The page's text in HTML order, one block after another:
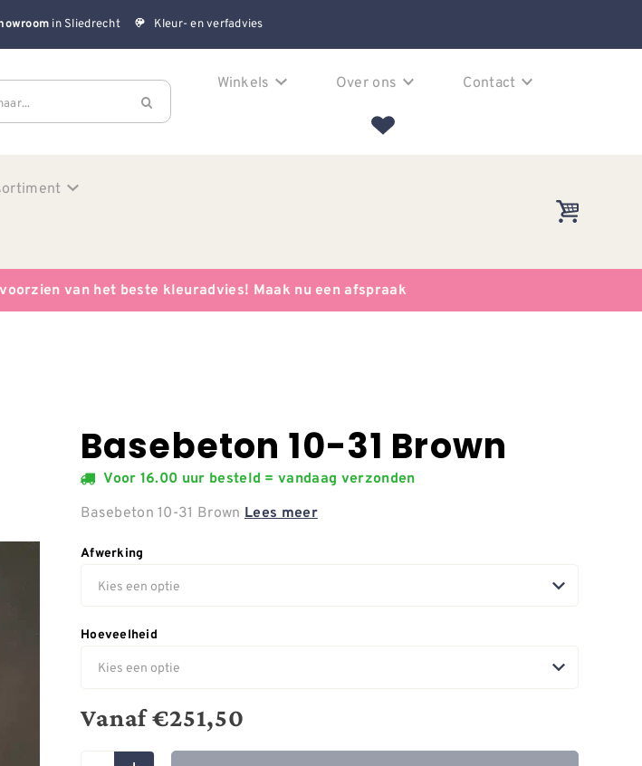
in Sliedrecht Kleur- en verfadvies
Winkels Over ons Contact
van het beste kleuradvies! Maak nu een afspraak
Basebeton 10-31 Brown
Voor 16.00 uur besteld = vandaag verzonden
Basebeton 10-31 Brown Lees meer
Afwerking
Hoeveelheid
Vanaf€251,50